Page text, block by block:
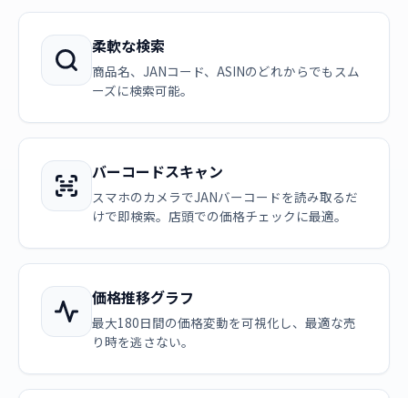
柔軟な検索
商品名、JANコード、ASINのどれからでもスム
ーズに検索可能。
バーコードスキャン
スマホのカメラでJANバーコードを読み取るだ
けで即検索。店頭での価格チェックに最適。
価格推移グラフ
最大180日間の価格変動を可視化し、最適な売
り時を逃さない。